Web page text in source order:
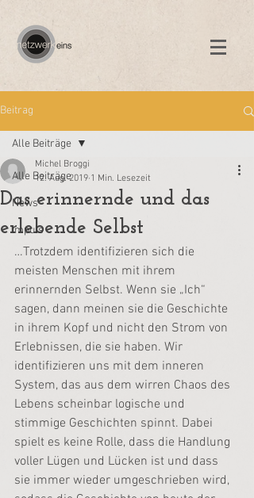
Beitrag
Alle Beiträge
News
Impuls
Alle Beiträge
Das erinnernde und das
erlebende Selbst
Michel Broggi
12. Aug. 2019 1 Min. Lesezeit
…Trotzdem identifizieren sich die
meisten Menschen mit ihrem
erinnernden Selbst. Wenn sie „Ich“
sagen, dann meinen sie die Geschichte
in ihrem Kopf und nicht den Strom von
Erlebnissen, die sie haben. Wir
identifizieren uns mit dem inneren
System, das aus dem wirren Chaos des
Lebens scheinbar logische und
stimmige Geschichten spinnt. Dabei
spielt es keine Rolle, dass die Handlung
voller Lügen und Lücken ist und dass
sie immer wieder umgeschrieben wird,